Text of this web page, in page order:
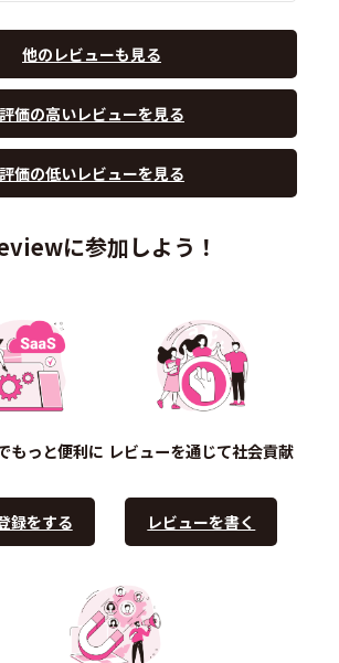
他のレビューも見る
評価の高いレビューを見る
評価の低いレビューを見る
に参加しよう！
もっと便利に
録をする
レビューを通じて社会貢献
レビューを書く